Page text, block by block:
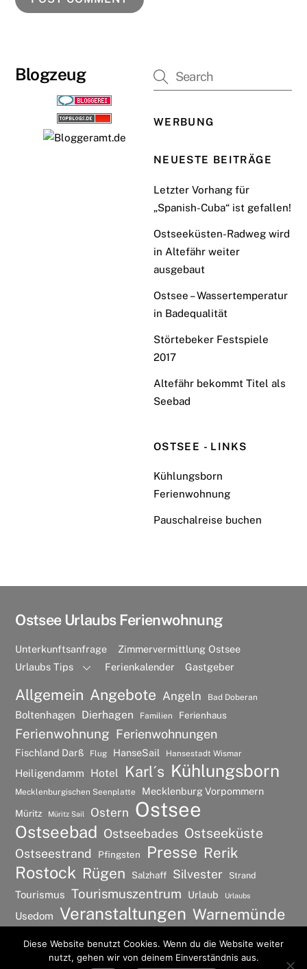
Blogzeug
WERBUNG
NEUESTE BEITRÄGE
Letzter Vorhang für
„Spanish-Cuba“ ist gefallen!
Ostseeküsten-Radweg wird
in Altefähr weiter
ausgebaut
Ostsee – Wassertemperatur
in Badequalität
Störtebeker Festspiele
2017
Altefähr bekommt Titel als
Seebad
OSTSEE - LINKS
Kühlungsborn
Ferienwohnung
Pauschalreise buchen
Ostsee Urlaubs Ferienwohnung
Unterkunftsanfrage
Zimmervermittlung Ostsee
Urlaubs Tips
Ferienkalender Gastgeber
Allgemein Angebote Angeln Bad Doberan
Boltenhagen Dierhagen Familien Ferienhaus
Ferienwohnung Ferienwohnungen
Fischland Darß Flug HanseSail Hansestadt Wismar
Heiligendamm Hotel Karl´s Kühlungsborn
Mecklenburgischen Seenplatte Mecklenburg Vorpommern
Müritz Müritz Sail Ostern Ostsee
Ostseebad Ostseebades Ostseeküste
Ostseestrand Pfingsten Presse Rerik
Rostock Rügen Salzhaff Silvester Strand
Tourismus Tourismuszentrum Urlaub Urlaubs
Usedom Veranstaltungen Warnemünde
Ostsee Urlaubs Ferienwohnung
Diese Website benutzt Cookies. Wenn du die Website weiter
nutzt, gehen wir von deinem Einverständnis aus.